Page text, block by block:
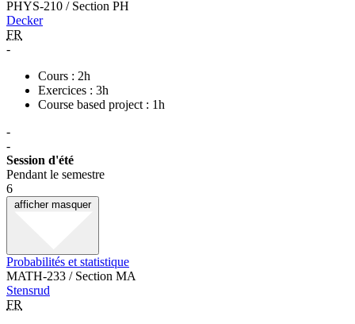
PHYS-210 / Section PH
Decker
FR
-
Cours : 2h
Exercices : 3h
Course based project : 1h
-
-
Session d'été
Pendant le semestre
6
afficher masquer
Probabilités et statistique
MATH-233 / Section MA
Stensrud
FR